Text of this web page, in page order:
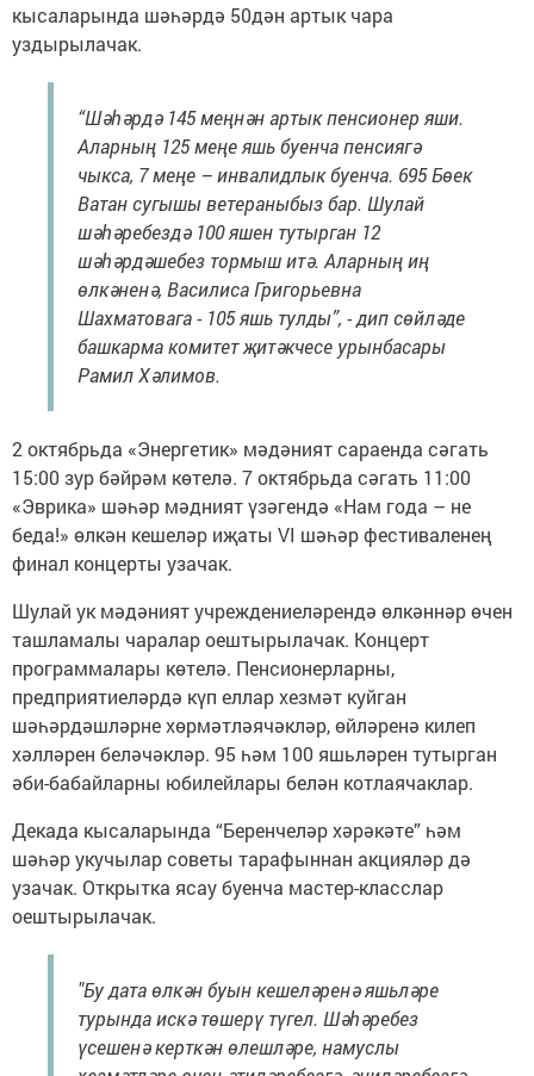
кысаларында шәһәрдә 50дән артык чара
уздырылачак.
“Шәһәрдә 145 меңнән артык пенсионер яши.
Аларның 125 меңе яшь буенча пенсиягә
чыкса, 7 меңе – инвалидлык буенча. 695 Бөек
Ватан сугышы ветераныбыз бар. Шулай
шәһәребездә 100 яшен тутырган 12
шәһәрдәшебез тормыш итә. Аларның иң
өлкәненә, Василиса Григорьевна
Шахматовага - 105 яшь тулды”, - дип сөйләде
башкарма комитет җитәкчесе урынбасары
Рамил Хәлимов.
2 октябрьда «Энергетик» мәдәният сараенда сәгать
15:00 зур бәйрәм көтелә. 7 октябрьда сәгать 11:00
«Эврика» шәһәр мәдният үзәгендә «Нам года – не
беда!» өлкән кешеләр иҗаты VI шәһәр фестиваленең
финал концерты узачак.
Шулай ук мәдәният учреждениеләрендә өлкәннәр өчен
ташламалы чаралар оештырылачак. Концерт
программалары көтелә. Пенсионерларны,
предприятиеләрдә күп еллар хезмәт куйган
шәһәрдәшләрне хөрмәтләячәкләр, өйләренә килеп
хәлләрен беләчәкләр. 95 һәм 100 яшьләрен тутырган
әби-бабайларны юбилейлары белән котлаячаклар.
Декада кысаларында “Беренчеләр хәрәкәте” һәм
шәһәр укучылар советы тарафыннан акцияләр дә
узачак. Открытка ясау буенча мастер-класслар
оештырылачак.
"Бу дата өлкән буын кешеләренә яшьләре
турында искә төшерү түгел. Шәһәребез
үсешенә керткән өлешләре, намуслы